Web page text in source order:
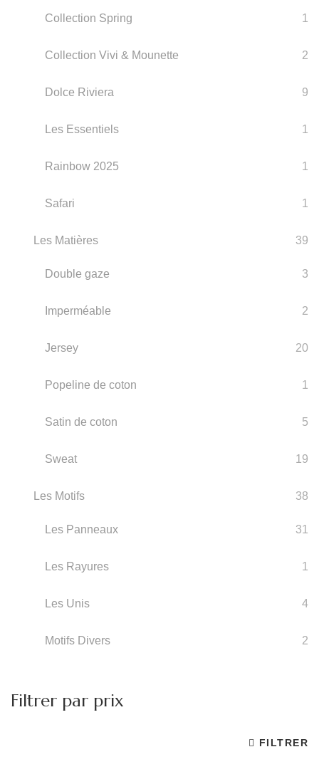
Collection Spring 1
Collection Vivi & Mounette 2
Dolce Riviera 9
Les Essentiels 1
Rainbow 2025 1
Safari 1
Les Matières 39
Double gaze 3
Imperméable 2
Jersey 20
Popeline de coton 1
Satin de coton 5
Sweat 19
Les Motifs 38
Les Panneaux 31
Les Rayures 1
Les Unis 4
Motifs Divers 2
Filtrer par prix
FILTRER